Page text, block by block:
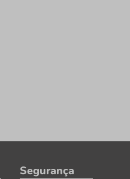
Segurança